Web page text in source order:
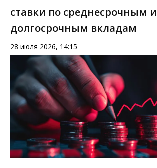
ставки по среднесрочным и
долгосрочным вкладам
28 июля 2026, 14:15